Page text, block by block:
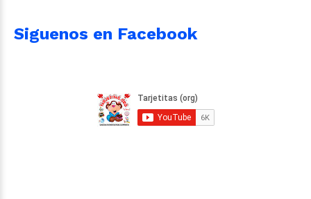
Siguenos en Facebook